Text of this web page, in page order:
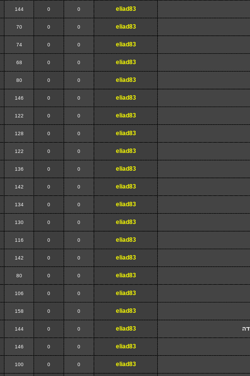
eliad83
0
0
144
eliad83
0
0
70
eliad83
0
0
74
eliad83
0
0
68
eliad83
0
0
80
eliad83
0
0
146
eliad83
0
0
122
eliad83
0
0
128
eliad83
0
0
122
eliad83
0
0
136
eliad83
0
0
142
eliad83
0
0
134
eliad83
0
0
130
eliad83
0
0
116
eliad83
0
0
142
eliad83
0
0
80
eliad83
0
0
106
eliad83
0
0
158
eliad83
0
0
144
eliad83
0
0
146
eliad83
0
0
100